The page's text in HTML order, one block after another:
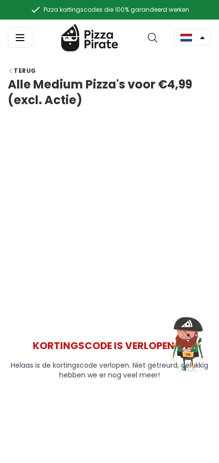
Pizza kortingscodes die 100% garandeerd werken
TERUG
Alle Medium Pizza's voor €4,99
(excl. Actie)
KORTINGSCODE IS VERLOPEN 😞
Helaas is de kortingscode verlopen. Niet getreurd, gelukkig
hebben we er nog veel meer!